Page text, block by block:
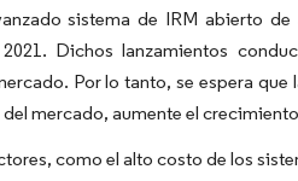
sistema de IRM abierto
Dichos lanzamientos
Por lo tanto, se espera
mercado, aumente el
como el alto costo de los